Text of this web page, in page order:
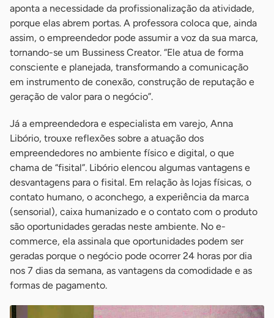
aponta a necessidade da profissionalização da atividade,
porque elas abrem portas. A professora coloca que, ainda
assim, o empreendedor pode assumir a voz da sua marca,
tornando-se um Bussiness Creator. “Ele atua de forma
consciente e planejada, transformando a comunicação
em instrumento de conexão, construção de reputação e
geração de valor para o negócio”.
Já a empreendedora e especialista em varejo, Anna
Libório, trouxe reflexões sobre a atuação dos
empreendedores no ambiente físico e digital, o que
chama de “fisital”. Libório elencou algumas vantagens e
desvantagens para o fisital. Em relação às lojas físicas, o
contato humano, o aconchego, a experiência da marca
(sensorial), caixa humanizado e o contato com o produto
são oportunidades geradas neste ambiente. No e-
commerce, ela assinala que oportunidades podem ser
geradas porque o negócio pode ocorrer 24 horas por dia
nos 7 dias da semana, as vantagens da comodidade e as
formas de pagamento.